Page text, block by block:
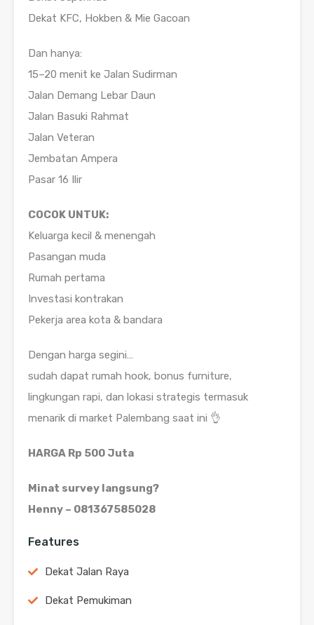
Dekat KFC, Hokben & Mie Gacoan
Dan hanya:
15–20 menit ke Jalan Sudirman
Jalan Demang Lebar Daun
Jalan Basuki Rahmat
Jalan Veteran
Jembatan Ampera
Pasar 16 Ilir
COCOK UNTUK:
Keluarga kecil & menengah
Pasangan muda
Rumah pertama
Investasi kontrakan
Pekerja area kota & bandara
Dengan harga segini…
sudah dapat rumah hook, bonus furniture,
lingkungan rapi, dan lokasi strategis termasuk
menarik di market Palembang saat ini 👌
HARGA Rp 500 Juta
Minat survey langsung?
Henny – 081367585028
Features
Dekat Jalan Raya
Dekat Pemukiman